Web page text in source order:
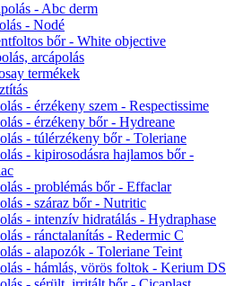
- Abc derm
- Nodé
bőr - White objective
arcápolás
termékek
- érzékeny szem - Respectissime
- érzékeny bőr - Hydreane
- túlérzékeny bőr - Toleriane
- kipirosodásra hajlamos bőr -
- problémás bőr - Effaclar
- száraz bőr - Nutritic
- intenzív hidratálás - Hydraphase
- ránctalanítás - Redermic C
- alapozók - Toleriane Teint
- hámlás, vörös foltok - Kerium DS